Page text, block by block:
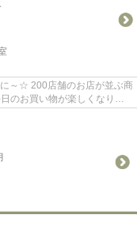
～☆ 200店舗のお店が並ぶ商
のお買い物が楽しくなりそ